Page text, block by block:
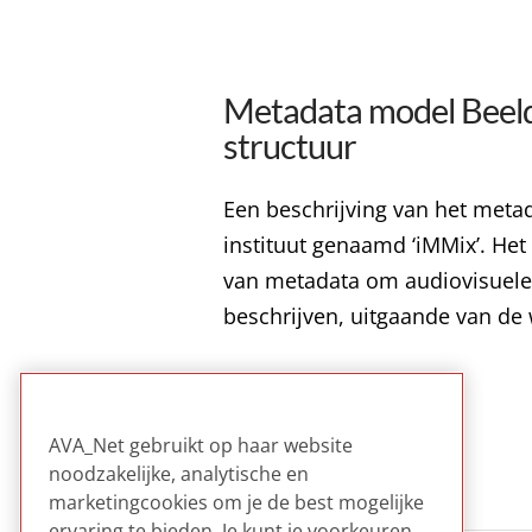
Metadata model
structuur
Een beschrijving van het
instituut genaamd ‘iMMix’.
van metadata om
beschrijven, uitgaande van
Read more
METADATA OMROEPEN
AVA_Net gebruikt op haar website
noodzakelijke, analytische en
marketingcookies om je de best mogelijke